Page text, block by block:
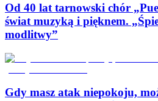
Od 40 lat tarnowski chór
świat muzyką i pięknem.
modlitwy”
Gdy masz atak niepokoju,